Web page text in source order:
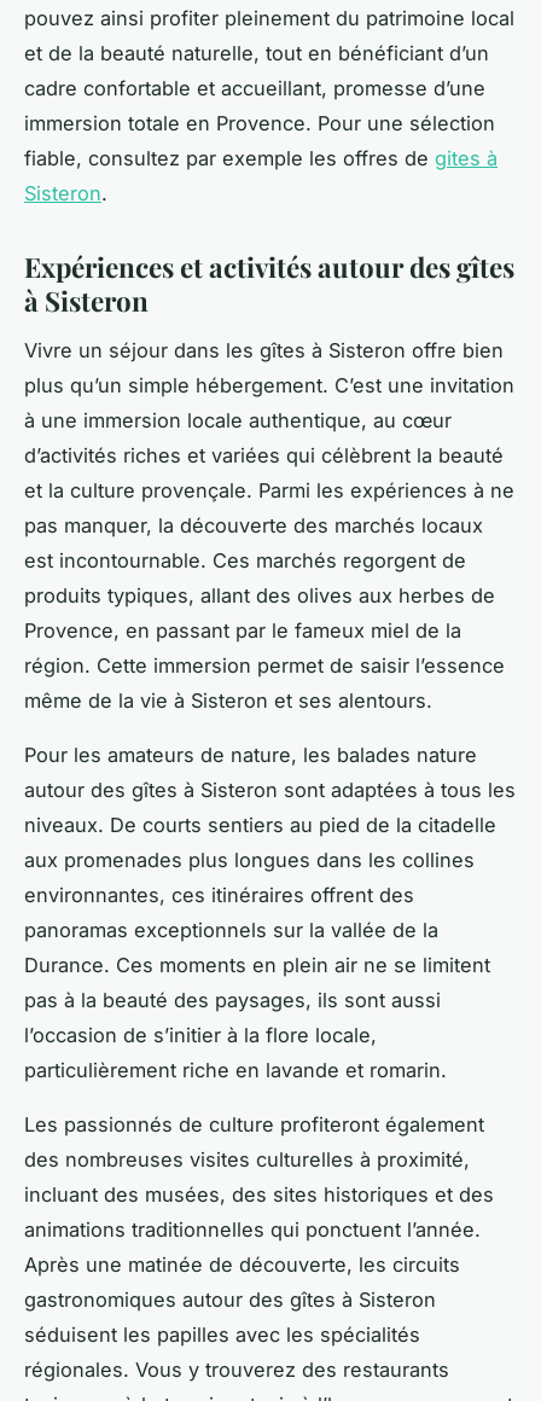
pouvez ainsi profiter pleinement du patrimoine local
et de la beauté naturelle, tout en bénéficiant d’un
cadre confortable et accueillant, promesse d’une
immersion totale en Provence. Pour une sélection
fiable, consultez par exemple les offres de gites à
Sisteron.
Expériences et activités autour des gîtes
à Sisteron
Vivre un séjour dans les gîtes à Sisteron offre bien
plus qu’un simple hébergement. C’est une invitation
à une immersion locale authentique, au cœur
d’activités riches et variées qui célèbrent la beauté
et la culture provençale. Parmi les expériences à ne
pas manquer, la découverte des marchés locaux
est incontournable. Ces marchés regorgent de
produits typiques, allant des olives aux herbes de
Provence, en passant par le fameux miel de la
région. Cette immersion permet de saisir l’essence
même de la vie à Sisteron et ses alentours.
Pour les amateurs de nature, les balades nature
autour des gîtes à Sisteron sont adaptées à tous les
niveaux. De courts sentiers au pied de la citadelle
aux promenades plus longues dans les collines
environnantes, ces itinéraires offrent des
panoramas exceptionnels sur la vallée de la
Durance. Ces moments en plein air ne se limitent
pas à la beauté des paysages, ils sont aussi
l’occasion de s’initier à la flore locale,
particulièrement riche en lavande et romarin.
Les passionnés de culture profiteront également
des nombreuses visites culturelles à proximité,
incluant des musées, des sites historiques et des
animations traditionnelles qui ponctuent l’année.
Après une matinée de découverte, les circuits
gastronomiques autour des gîtes à Sisteron
séduisent les papilles avec les spécialités
régionales. Vous y trouverez des restaurants